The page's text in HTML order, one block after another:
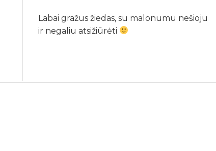
Labai gražus žiedas, su malonumu nešioju
ir negaliu atsižiūrėti